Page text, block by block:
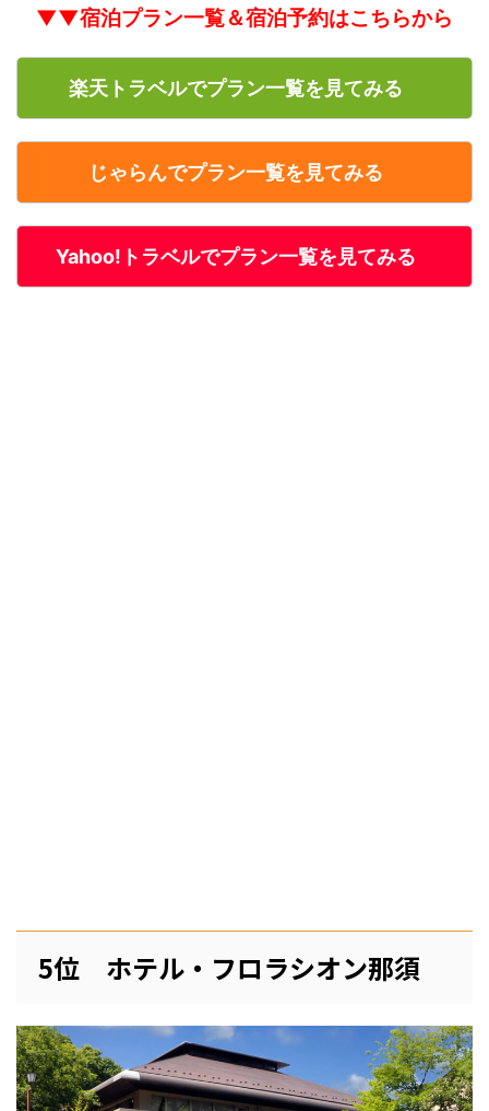
▼▼宿泊プラン一覧＆宿泊予約はこちらから
楽天トラベルでプラン一覧を見てみる
じゃらんでプラン一覧を見てみる
Yahoo!トラベルでプラン一覧を見てみる
5位 ホテル・フロラシオン那須